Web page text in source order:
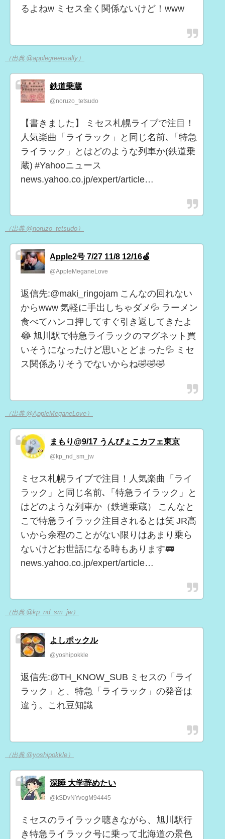
るよねw ミセス全く関係ないけど！www
（出典 @applegreensally）
鉄道乗蔵
@noruzo_tetsudo
【書きました】 ミセス札幌ライブで注目！
人気楽曲「ライラック」と同じ名前､「特急
ライラック」とはどのような列車か(鉄道乗
蔵) #Yahooニュース
news.yahoo.co.jp/expert/article…
（出典 @noruzo_tetsudo）
Apple2号 7/27 11/8 12/16🍏
@AppleMeganeLove
返信先:@maki_ringojam こんなの回れない
からwww 気軽に手出しちゃダメ💦 ラーメン
食べてハンコ押してすぐ引き返してきたよ
😂 旭川駅で特急ライラックのマグネット買
いそうになったけど思いとどまった💦 ミセ
ス関係ありそうでないからね🤣🤣🤣
（出典 @AppleMeganeLove）
まもり@9/17 うんぴょこカフェ東京
@kp_nd_sm_jw
ミセス札幌ライブで注目！人気楽曲「ライ
ラック」と同じ名前､「特急ライラック」と
はどのような列車か（鉄道乗蔵） こんなと
こで特急ライラック注目されるとは笑 JR高
いから余程のことがない限りはあまり乗ら
ないけどお世話になる時もあります🚃
news.yahoo.co.jp/expert/article…
（出典 @kp_nd_sm_jw）
よしポックル
@yoshipokkle
返信先:@TH_KNOW_SUB ミセスの「ライ
ラック」と、特急「ライラック」の発音は
違う。これ豆知識
（出典 @yoshipokkle）
深睡 大学辞めたい
@kSDvNYvogM94445
ミセスのライラック聴きながら、旭川駅行
き特急ライラック号に乗って北海道の景色